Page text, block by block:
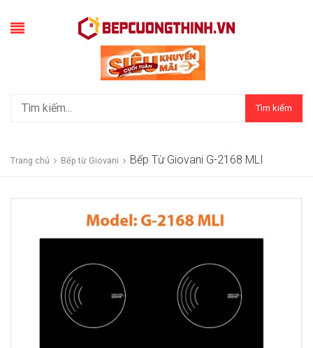
Tìm kiếm
Trang chủ Bếp từ Giovani Bếp Từ Giovani G-2168 MLI